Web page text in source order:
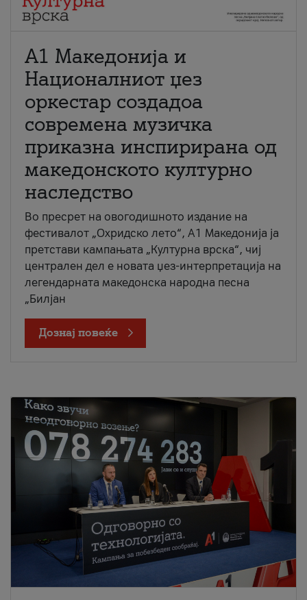
А1 Македонија и
Националниот џез
оркестар создадоа
современа музичка
приказна инспирирана од
македонското културно
наследство
Во пресрет на овогодишното издание на
фестивалот „Охридско лето“, А1 Македонија ја
претстави кампањата „Културна врска“, чиј
централен дел е новата џез-интерпретација на
легендарната македонска народна песна
„Билјан
Дознај повеќе